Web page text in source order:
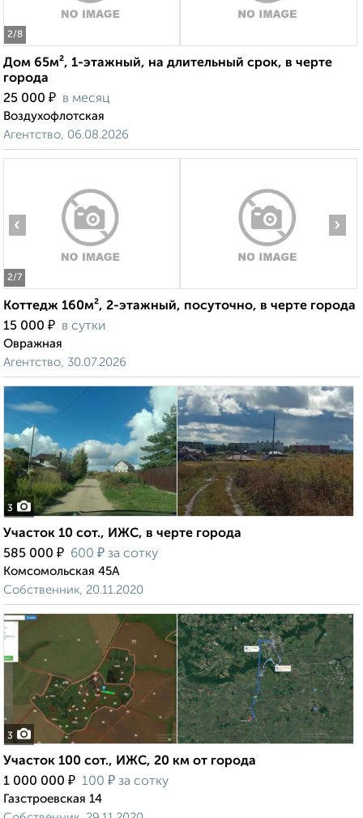
2/8
Дом 65м², 1-этажный, на длительный срок, в черте
города
25 000 ₽ в месяц
Воздухофлотская
Агентство, 06.08.2026
2/7
‹ ›
Коттедж 160м², 2-этажный, посуточно, в черте города
15 000 ₽ в сутки
Овражная
Агентство, 30.07.2026
3
Участок 10 сот., ИЖС, в черте города
585 000 ₽ 600 ₽ за сотку
Комсомольская 45А
Собственник, 20.11.2020
3
Участок 100 сот., ИЖС, 20 км от города
1 000 000 ₽ 100 ₽ за сотку
Газстроевская 14